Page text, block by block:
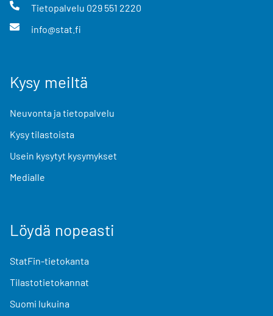
Tietopalvelu 029 551 2220
info@stat.fi
Kysy meiltä
Neuvonta ja tietopalvelu
Kysy tilastoista
Usein kysytyt kysymykset
Medialle
Löydä nopeasti
StatFin-tietokanta
Tilastotietokannat
Suomi lukuina